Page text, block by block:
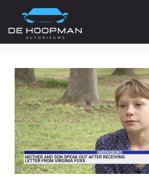
de
inhoud